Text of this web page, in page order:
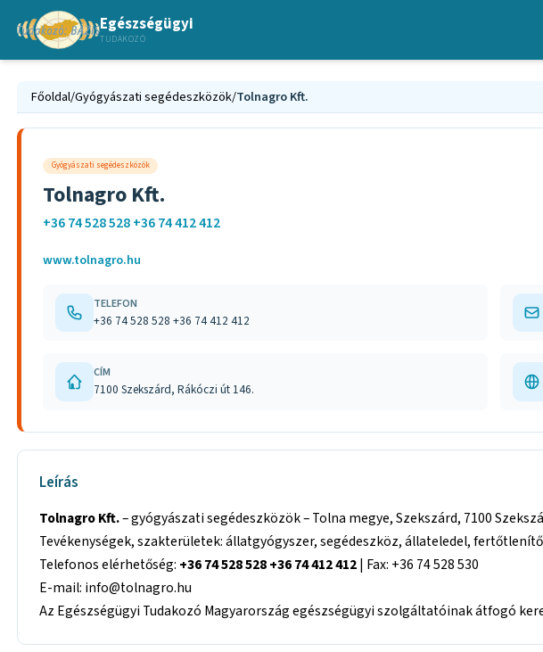
Egészségügyi
TUDAKOZÓ
Főoldal/Gyógyászati segédeszközök/Tolnagro Kft.
Gyógyászati segédeszközök
Tolnagro Kft.
+36 74 528 528 +36 74 412 412
www.tolnagro.hu
TELEFON
+36 74 528 528 +36 74 412 412
CÍM
7100 Szekszárd, Rákóczi út 146.
Leírás
Tolnagro Kft.– gyógyászati segédeszközök – Tolna megye, Szekszárd, 7100
Tevékenységek, szakterületek: állatgyógyszer, segédeszköz, állateledel,
Telefonos elérhetőség: +36 74 528 528 +36 74 412 412| Fax: +36 74 528 530
E-mail: info@tolnagro.hu
Az Egészségügyi Tudakozó Magyarország egészségügyi szolgáltatóinak átfogó